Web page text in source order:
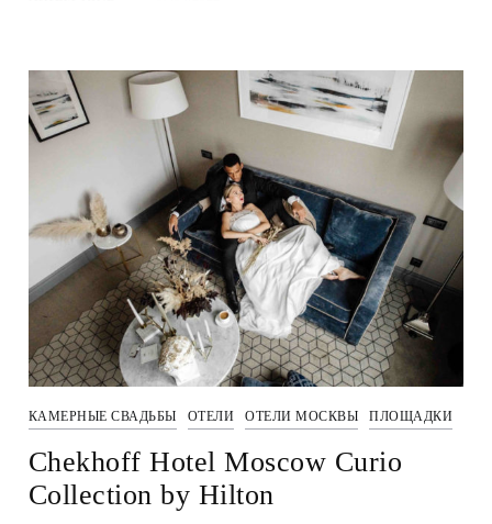
КАМЕРНЫЕ СВАДЬБЫ ОТЕЛИ ОТЕЛИ МОСКВЫ ПЛОЩАДКИ
Chekhoff Hotel Moscow Curio
Collection by Hilton